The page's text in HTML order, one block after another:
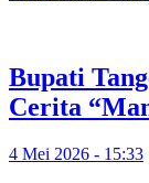
Bupati
Cerita
4 Mei 2026 - 15:33